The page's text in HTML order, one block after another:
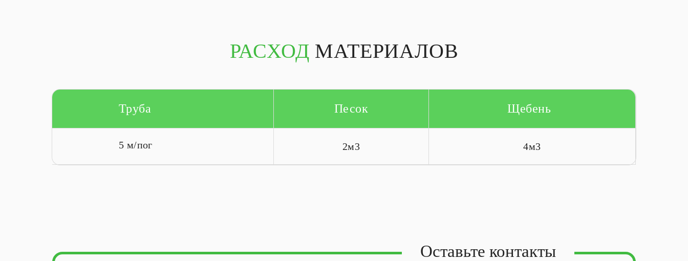
РАСХОД МАТЕРИАЛОВ
Труба
5 м/пог
Песок
2м3
Щебень
4м3
Оставьте контакты